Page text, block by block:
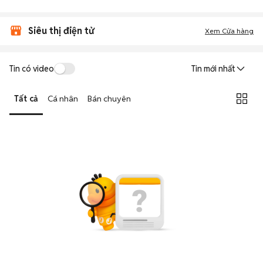
Siêu thị điện tử Xem Cửa hàng
Tin có video Tin mới nhất
Tất cả Cá nhân Bán chuyên